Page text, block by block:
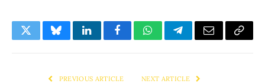
TwitterBlueskyLinkedInFacebookWhatsAppTelegramEmail Copy
PREVIOUS ARTICLE NEXT ARTICLE